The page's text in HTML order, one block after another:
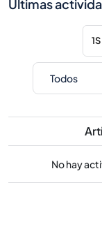
Últimas
1S
No hay